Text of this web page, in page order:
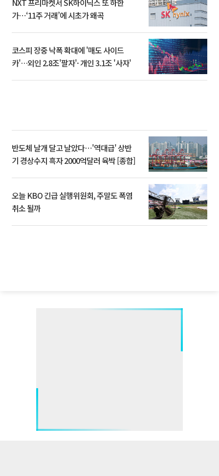
NXT 프리마켓서 SK하이닉스 또 하한
가⋯‘11주 거래’에 시초가 왜곡
코스피 장중 낙폭 확대에 '매도 사이드
카'…외인 2.8조'팔자'· 개인 3.1조 '사자'
반도체 날개 달고 날았다⋯'역대급' 상반
기 경상수지 흑자 2000억달러 육박 [종합]
오늘 KBO 긴급 실행위원회, 주말도 폭염
취소 될까